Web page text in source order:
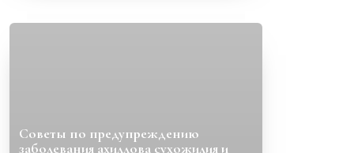
Советы по предупреждению
заболевания ахиллова сухожилия и